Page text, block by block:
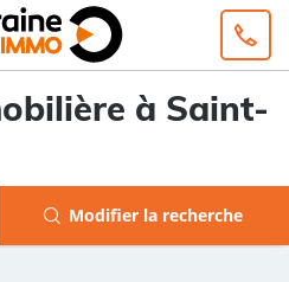
à Saint-
Modifier la recherche